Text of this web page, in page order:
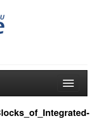
Toggle